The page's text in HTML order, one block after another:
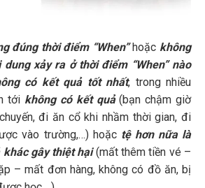
đúng thời điểm “When”hoặc không
xảy ra ở thời điểm “When” nào
có kết quả tốt nhất, trong nhiều
tới không có kết quả(bạn chậm giờ
đi ăn cổ khi nhầm thời gian, đi
vào trường,…) hoặc tệ hơn nữa là
gây thiệt hại(mất thêm tiền vé –
– mất đơn hàng, không có đồ ăn, bị